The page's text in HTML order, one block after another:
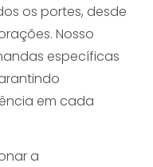
os portes, desde
Nosso
específicas
em cada
a